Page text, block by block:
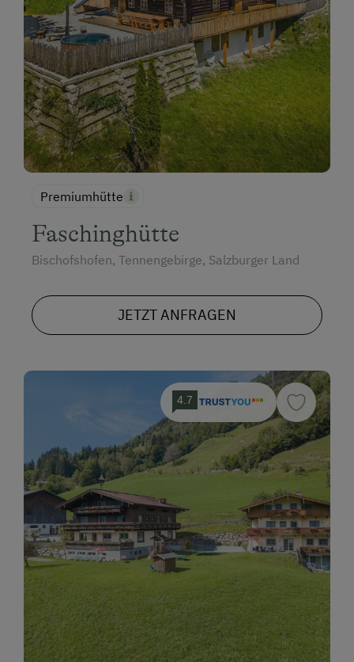
Premiumhütte
Faschinghütte
Bischofshofen, Tennengebirge, Salzburger Land
JETZT ANFRAGEN
4.7